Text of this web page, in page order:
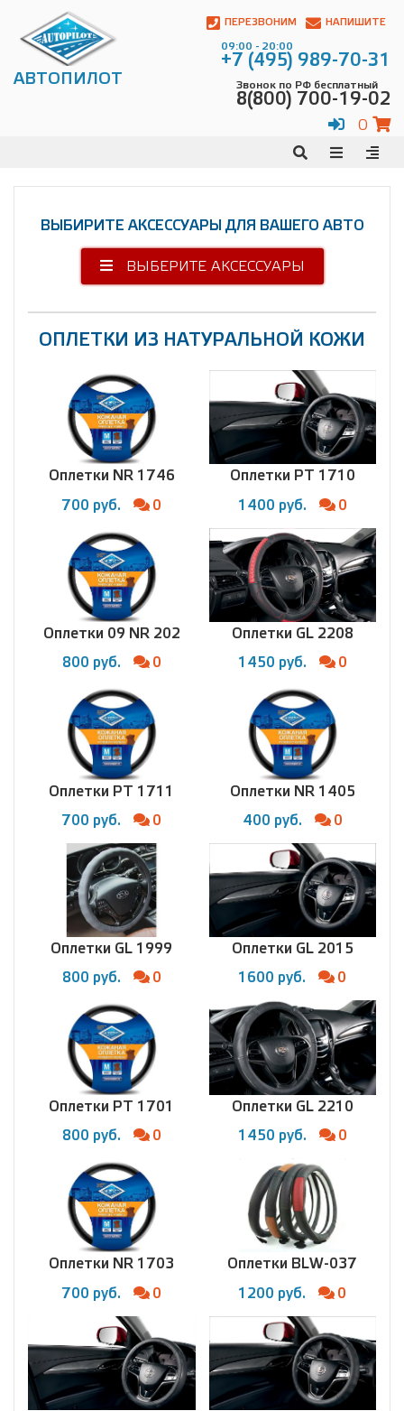
АВТОПИЛОТ
ПЕРЕЗВОНИМ НАПИШИТЕ
09:00 - 20:00
+7 (495) 989-70-31
Звонок по РФ бесплатный
8(800) 700-19-02
0
ОПЛЕТКИ ИЗ НАТУРАЛЬНОЙ КОЖИ
ВЫБИРИТЕ АКСЕССУАРЫ ДЛЯ ВАШЕГО АВТО
ВЫБЕРИТЕ АКСЕССУАРЫ
Оплетки NR 1746
700 руб. 0
Оплетки PT 1710
1400 руб. 0
Оплетки 09 NR 202
800 руб. 0
Оплетки GL 2208
1450 руб. 0
Оплетки PT 1711
700 руб. 0
Оплетки NR 1405
400 руб. 0
Оплетки GL 1999
800 руб. 0
Оплетки GL 2015
1600 руб. 0
Оплетки PT 1701
800 руб. 0
Оплетки GL 2210
1450 руб. 0
Оплетки NR 1703
700 руб. 0
Оплетки BLW-037
1200 руб. 0
Контакты:
Адрес:
Чагинская
700-
Телефон:+7
Электронная
info@avtopilot1.ru